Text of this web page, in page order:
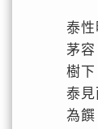
泰
茅
樹下
泰
為